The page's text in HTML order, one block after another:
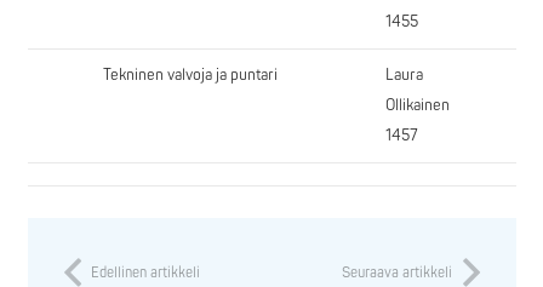
1455
Tekninen valvoja ja puntari
Laura
Ollikainen
1457
Edellinen artikkeli Seuraava artikkeli